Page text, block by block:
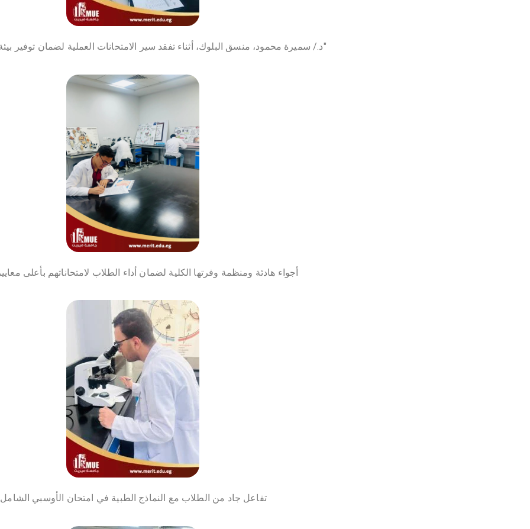
"د./ سميرة محمود، منسق البلوك، أثناء تفقد سير الامتحانات العملية لضمان توفير بيئة
أجواء هادئة ومنظمة وفرتها الكلية لضمان أداء الطلاب لامتحاناتهم بأعلى
تفاعل جاد من الطلاب مع النماذج الطبية في امتحان الأوسبي